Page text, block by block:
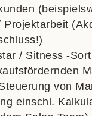
Projektarbeit
/ Sitness -
von
einschl.